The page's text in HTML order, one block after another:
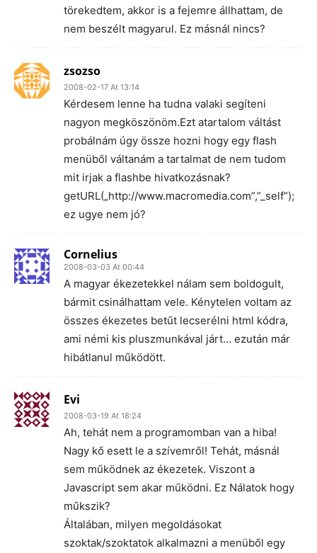
törekedtem, akkor is a fejemre állhattam, de
nem beszélt magyarul. Ez másnál nincs?
zsozso
2008-02-17 At 13:14
Kérdesem lenne ha tudna valaki segíteni
nagyon megköszönöm.Ezt atartalom váltást
probálnám úgy össze hozni hogy egy flash
menüből váltanám a tartalmat de nem tudom
mit irjak a flashbe hivatkozásnak?
getURL(„http://www.macromedia.com”,”_self”);
ez ugye nem jó?
Cornelius
2008-03-03 At 00:44
A magyar ékezetekkel nálam sem boldogult,
bármit csinálhattam vele. Kénytelen voltam az
összes ékezetes betűt lecserélni html kódra,
ami némi kis pluszmunkával járt… ezután már
hibátlanul működött.
Evi
2008-03-19 At 18:24
Ah, tehát nem a programomban van a hiba!
Nagy kő esett le a szívemről! Tehát, másnál
sem működnek az ékezetek. Viszont a
Javascript sem akar működni. Ez Nálatok hogy
műkszik?
Általában, milyen megoldásokat
szoktak/szoktatok alkalmazni a menüből egy